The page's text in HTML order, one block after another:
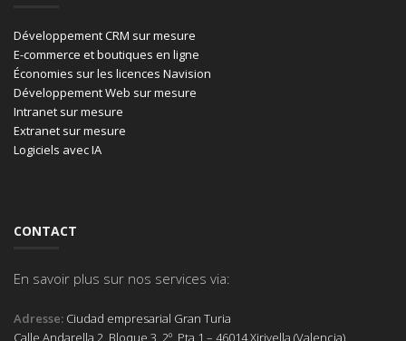
Développement CRM sur mesure
E-commerce et boutiques en ligne
Économies sur les licences Navision
Développement Web sur mesure
Intranet sur mesure
Extranet sur mesure
Logiciels avec IA
CONTACT
En savoir plus sur nos services via:
Adresse: Ciudad empresarial Gran Turia
Calle Andarella 2, Bloque 3, 2º, Pta 1 – 46014 Xirivella (Valencia),